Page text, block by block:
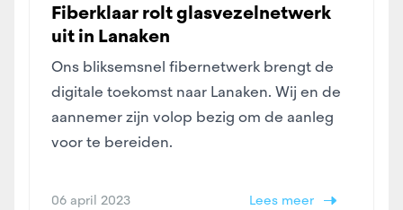
Fiberklaar rolt glasvezelnetwerk
uit in Lanaken
Ons bliksemsnel fibernetwerk brengt de
digitale toekomst naar Lanaken. Wij en de
aannemer zijn volop bezig om de aanleg
voor te bereiden.
06 april 2023 Lees meer